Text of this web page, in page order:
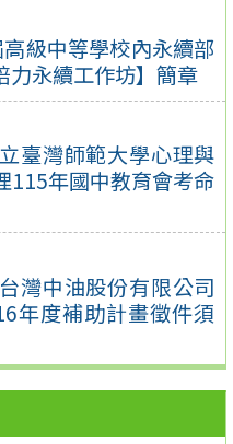
級中等學校內永續部
力永續工作坊】簡章
臺灣師範大學心理與
115年國中教育會考命
灣中油股份有限公司
年度補助計畫徵件須